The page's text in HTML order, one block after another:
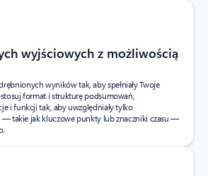
wyjściowych z możliwością
wyników tak, aby spełniały Twoje
format i strukturę podsumowań,
i funkcji tak, aby uwzględniały tylko
— takie jak kluczowe punkty lub znaczniki czasu —